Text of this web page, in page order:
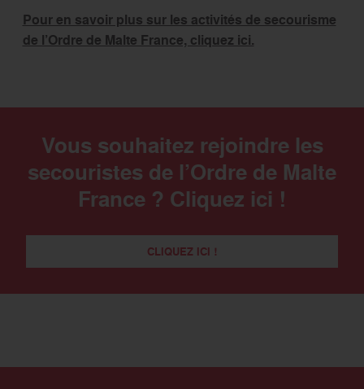
Pour en savoir plus sur les activités de secourisme
de l’Ordre de Malte France, cliquez ici.
Vous souhaitez rejoindre les
secouristes de l’Ordre de Malte
France ? Cliquez ici !
CLIQUEZ ICI !